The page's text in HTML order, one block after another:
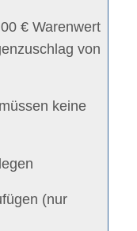
€ Warenwert
von
keine
(nur